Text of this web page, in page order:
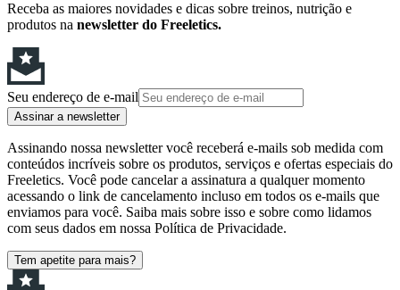
Receba as maiores novidades e dicas sobre treinos, nutrição e
produtos na newsletter do Freeletics.
Seu endereço de e-mail
Assinar a newsletter
Assinando nossa newsletter você receberá e-mails sob medida com
conteúdos incríveis sobre os produtos, serviços e ofertas especiais do
Freeletics. Você pode cancelar a assinatura a qualquer momento
acessando o link de cancelamento incluso em todos os e-mails que
enviamos para você. Saiba mais sobre isso e sobre como lidamos
com seus dados em nossa Política de Privacidade.
Tem apetite para mais?